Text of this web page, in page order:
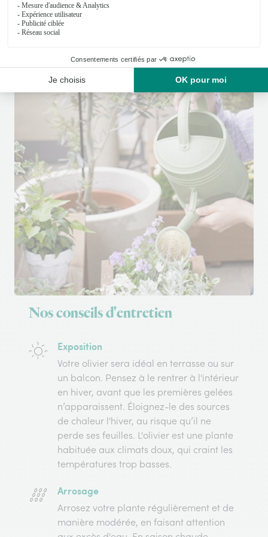
Nos conseils d'entretien
Exposition
Votre olivier sera idéal en terrasse ou sur
un balcon. Pensez à le rentrer à l'intérieur
en hiver, avant que les premières gelées
n’apparaissent. Éloignez-le des sources
de chaleur l'hiver, au risque qu’il ne
perde ses feuilles. L'olivier est une plante
habituée aux climats doux, qui craint les
températures trop basses.
Arrosage
Arrosez votre plante régulièrement et de
manière modérée, en faisant attention